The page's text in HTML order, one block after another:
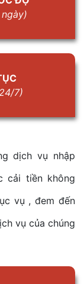
7)
dịch vụ nhập
cải tiền không
vụ , đem đến
vụ của chúng